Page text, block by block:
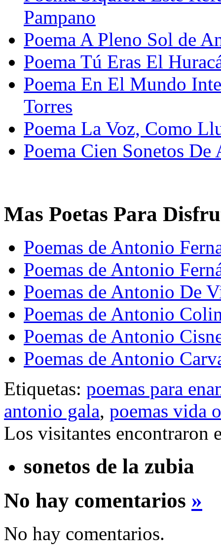
Pampano
Poema A Pleno Sol de
Poema Tú Eras El
Poema En El Mundo
Torres
Poema La Voz, Como
Poema Cien Sonetos
Mas Poetas Para
Poemas de Antonio
Poemas de Antonio
Poemas de Antonio De
Poemas de Antonio
Poemas de Antonio
Poemas de Antonio
Etiquetas: poemas para
antonio gala, poemas vida
Los visitantes encontraron
sonetos de la zubia
No hay comentarios »
No hay comentarios.